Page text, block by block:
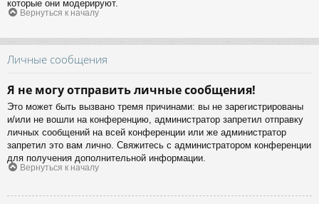
которые они модерируют.
Вернуться к началу
Личные сообщения
Я не могу отправить личные сообщения!
Это может быть вызвано тремя причинами: вы не зарегистрированы
и/или не вошли на конференцию, администратор запретил отправку
личных сообщений на всей конференции или же администратор
запретил это вам лично. Свяжитесь с администратором конференции
для получения дополнительной информации.
Вернуться к началу